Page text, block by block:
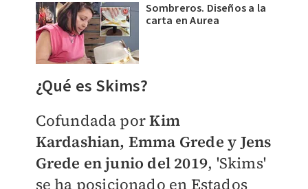
Sombreros. Diseños a la
carta en Aurea
¿Qué es Skims?
Cofundada porKim
Kardashian, Emma Grede y Jens
Grede en junio del 2019, 'Skims'
se ha posicionado en Estados